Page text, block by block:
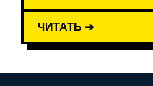
ЧИТАТЬ ➔